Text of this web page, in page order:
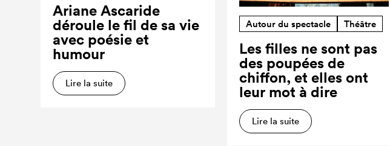
Ariane Ascaride
déroule le fil de sa vie
avec poésie et
humour
Lire la suite
Autour du spectacle Théâtre
Les filles ne sont pas
des poupées de
chiffon, et elles ont
leur mot à dire
Lire la suite